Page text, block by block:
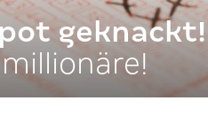
geknackt!